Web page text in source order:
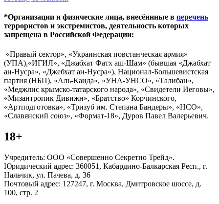
*Организации и физические лица, внесённные в перечень
террористов и экстремистов, деятельность которых
запрещена в Российской Федерации:
«Правый сектор», «Украинская повстанческая армия»
(УПА),«ИГИЛ», «Джабхат Фатх аш-Шам» (бывшая «Джабхат
ан-Нусра», «Джебхат ан-Нусра»), Национал-Большевистская
партия (НБП), «Аль-Каида», «УНА-УНСО», «Талибан»,
«Меджлис крымско-татарского народа», «Свидетели Иеговы»,
«Мизантропик Дивижн», «Братство» Корчинского,
«Артподготовка», «Тризуб им. Степана Бандеры», «НСО»,
«Славянский союз», «Формат-18», Дуров Павел Валерьевич.
18+
Учредитель: ООО «Совершенно Секретно Трейд».
Юридический адрес: 360051, Кабардино-Балкарская Респ., г.
Нальчик, ул. Пачева, д. 36
Почтовый адрес: 127247, г. Москва, Дмитровское шоссе, д.
100, стр. 2